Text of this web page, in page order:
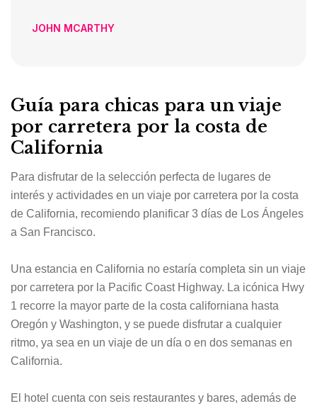
JOHN MCARTHY
Guía para chicas para un viaje
por carretera por la costa de
California
Para disfrutar de la selección perfecta de lugares de
interés y actividades en un viaje por carretera por la costa
de California, recomiendo planificar 3 días de Los Ángeles
a San Francisco.
Una estancia en California no estaría completa sin un viaje
por carretera por la Pacific Coast Highway. La icónica Hwy
1 recorre la mayor parte de la costa californiana hasta
Oregón y Washington, y se puede disfrutar a cualquier
ritmo, ya sea en un viaje de un día o en dos semanas en
California.
El hotel cuenta con seis restaurantes y bares, además de